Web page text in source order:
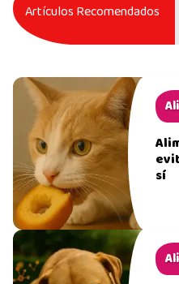
Artículos Recomendados
sí